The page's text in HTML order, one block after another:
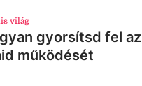
világ
gyorsítsd fel az
működését